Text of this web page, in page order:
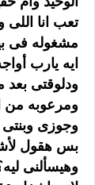
تعب انا اللى
مشغوله فى
ايه يارب
ودلوقتى بعد
ومرعوبه من
وجوزى وبنتى
بس هقول
وهيسألنى